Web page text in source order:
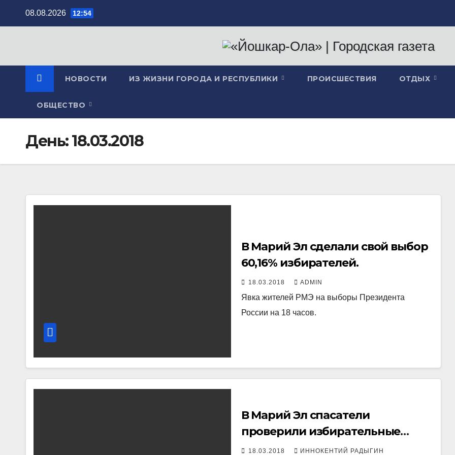
08.08.2026 12:54
НОВОСТИ ИЗ ЖИЗНИ ГОРОДА И РЕСПУБЛИКИ ПРОИСШЕСТВИЯ ОТДЫХ
ОБЩЕСТВО
День:18.03.2018
В Марий Эл сделали свой выбор
60,16% избирателей.
18.03.2018 ADMIN
Явка жителей РМЭ на выборы Президента
России на 18 часов.
В Марий Эл спасатели
проверили избирательные
участки на наличие
18.03.2018 ИННОКЕНТИЙ РАДЫГИН